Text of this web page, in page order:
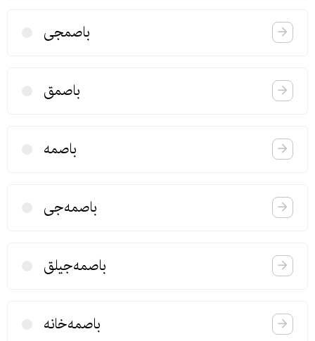
باصمجی
باصمق
باصمه
باصمه‌جی
باصمه‌جیلق
باصمه‌خانه